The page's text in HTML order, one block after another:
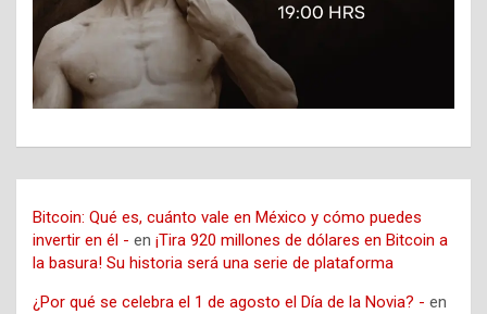
Bitcoin: Qué es, cuánto vale en México y cómo puedes
invertir en él - en ¡Tira 920 millones de dólares en Bitcoin a
la basura! Su historia será una serie de plataforma
¿Por qué se celebra el 1 de agosto el Día de la Novia? - en